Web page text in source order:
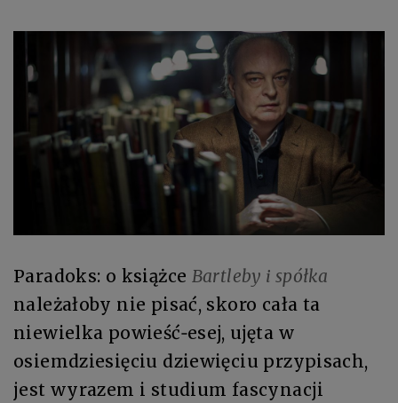
Paradoks: o książce Bartleby i spółka
należałoby nie pisać, skoro cała ta
niewielka powieść‑esej, ujęta w
osiemdziesięciu dziewięciu przypisach,
jest wyrazem i studium fascynacji